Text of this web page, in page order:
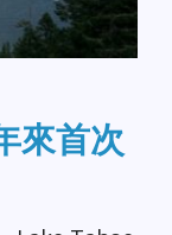
來首次